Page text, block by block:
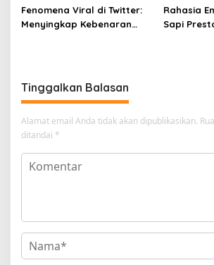
Fenomena Viral di Twitter:
Menyingkap Kebenaran
Rahasia
Sapi
Tinggalkan Balasan
Alamat email Anda tidak akan dipublikasikan.
ditandai *